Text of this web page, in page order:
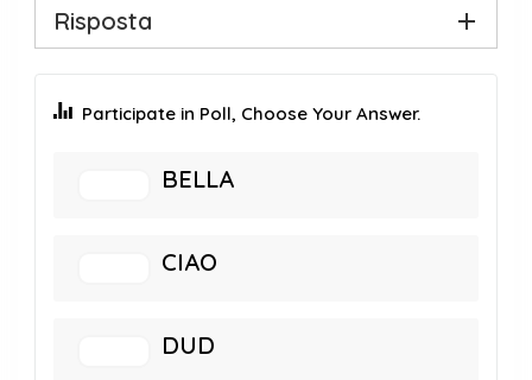
Risposta
Participate in Poll, Choose Your Answer.
BELLA
CIAO
DUD